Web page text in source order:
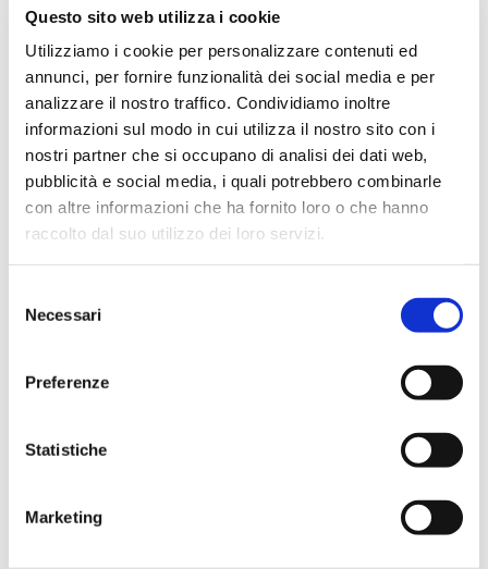
Questo sito web utilizza i cookie
Utilizziamo i cookie per personalizzare contenuti ed
annunci, per fornire funzionalità dei social media e per
analizzare il nostro traffico. Condividiamo inoltre
informazioni sul modo in cui utilizza il nostro sito con i
nostri partner che si occupano di analisi dei dati web,
pubblicità e social media, i quali potrebbero combinarle
con altre informazioni che ha fornito loro o che hanno
raccolto dal suo utilizzo dei loro servizi.
delNecessari
Preferenze
Statistiche
Marketing
Febbraio 2024
Dicembre 2023
Settembre 2023
Agosto 2023
Maggio 2023
Aprile 2023
Marzo 2023
Dicembre 2022